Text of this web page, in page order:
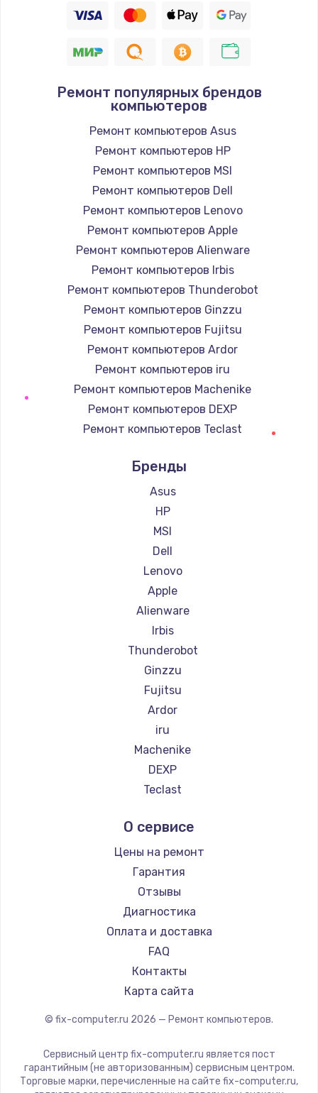
Установка драйверов
725 руб.
Замена вебкамеры
Заказать
Ремонт петель крышки
Заказать
Настройка Wi-Fi
1100 руб.
Замена HDMI
495 руб.
Ремонт популярных брендов
компьютеров
Ремонт компьютеров Asus
Ремонт компьютеров HP
Ремонт компьютеров MSI
Ремонт компьютеров Dell
Ремонт компьютеров Lenovo
Ремонт компьютеров Apple
Ремонт компьютеров Alienware
Ремонт компьютеров Irbis
Ремонт компьютеров Thunderobot
Ремонт компьютеров Ginzzu
Ремонт компьютеров Fujitsu
Ремонт компьютеров Ardor
Ремонт компьютеров iru
Ремонт компьютеров Machenike
Ремонт компьютеров DEXP
Ремонт компьютеров Teclast
Ремонт компьютеров Beelink
Ремонт компьютеров CHUWI
Бренды
Asus
HP
MSI
Dell
Lenovo
Apple
Alienware
Irbis
Thunderobot
Ginzzu
Fujitsu
Ardor
iru
Machenike
DEXP
Teclast
Beelink
CHUWI
О сервисе
Цены на ремонт
Гарантия
Отзывы
Диагностика
Оплата и доставка
FAQ
Контакты
Карта сайта
© fix-computer.ru 2026 — Ремонт компьютеров.
Сервисный центр fix-computer.ru является пост
гарантийным (не авторизованным) сервисным центром.
Торговые марки, перечисленные на сайте fix-computer.ru,